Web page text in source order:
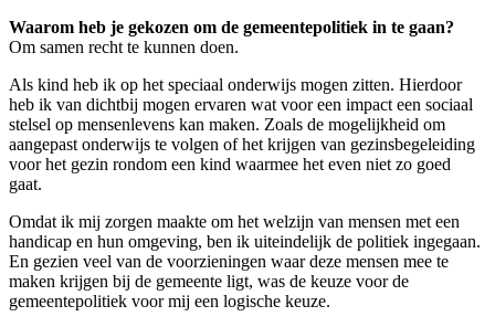
Waarom heb je gekozen om de gemeentepolitiek in te gaan?
Om samen recht te kunnen doen.
Als kind heb ik op het speciaal onderwijs mogen zitten. Hierdoor
heb ik van dichtbij mogen ervaren wat voor een impact een sociaal
stelsel op mensenlevens kan maken. Zoals de mogelijkheid om
aangepast onderwijs te volgen of het krijgen van gezinsbegeleiding
voor het gezin rondom een kind waarmee het even niet zo goed
gaat.
Omdat ik mij zorgen maakte om het welzijn van mensen met een
handicap en hun omgeving, ben ik uiteindelijk de politiek ingegaan.
En gezien veel van de voorzieningen waar deze mensen mee te
maken krijgen bij de gemeente ligt, was de keuze voor de
gemeentepolitiek voor mij een logische keuze.